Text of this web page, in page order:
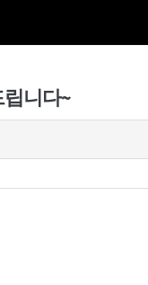
립니다~